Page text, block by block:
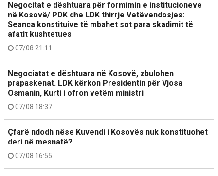
Negocitat e dështuara për formimin e institucioneve
në Kosovë/ PDK dhe LDK thirrje Vetëvendosjes:
Seanca konstituive të mbahet sot para skadimit të
afatit kushtetues
07/08 21:11
Negociatat e dështuara në Kosovë, zbulohen
prapaskenat. LDK kërkon Presidentin për Vjosa
Osmanin, Kurti i ofron vetëm ministri
07/08 18:37
Çfarë ndodh nëse Kuvendi i Kosovës nuk konstituohet
deri në mesnatë?
07/08 16:55